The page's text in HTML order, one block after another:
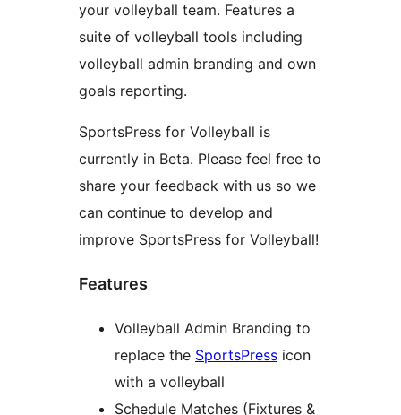
your volleyball team. Features a
suite of volleyball tools including
volleyball admin branding and own
goals reporting.
SportsPress for Volleyball is
currently in Beta. Please feel free to
share your feedback with us so we
can continue to develop and
improve SportsPress for Volleyball!
Features
Volleyball Admin Branding to
replace the SportsPress icon
with a volleyball
Schedule Matches (Fixtures &